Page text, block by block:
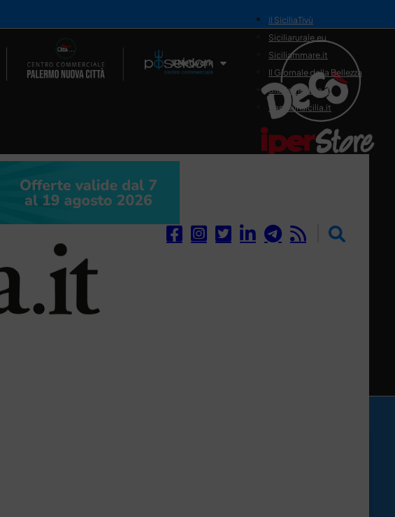
Il Network
il SiciliaTivù
Siciliarurale.eu
Siciliammare.it
Il Giornale della Bellezza
Siciliamedica.it
Sanitainsicilia.it